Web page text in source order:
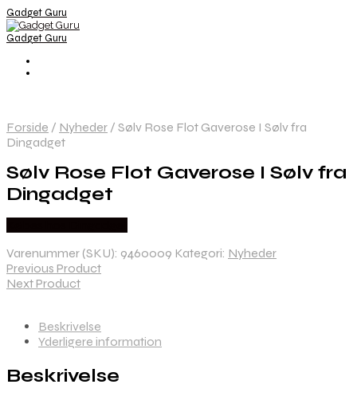
Gadget Guru
Gadget Guru
Forside / Nyheder / Sølv Rose Flot Gaverose I Sølv fra
Dingadget
Sølv Rose Flot Gaverose I Sølv fra
Dingadget
Varenummer (SKU): 9460009 Kategori: Nyheder
Previous Product
Next Product
Beskrivelse
Yderligere information
Beskrivelse